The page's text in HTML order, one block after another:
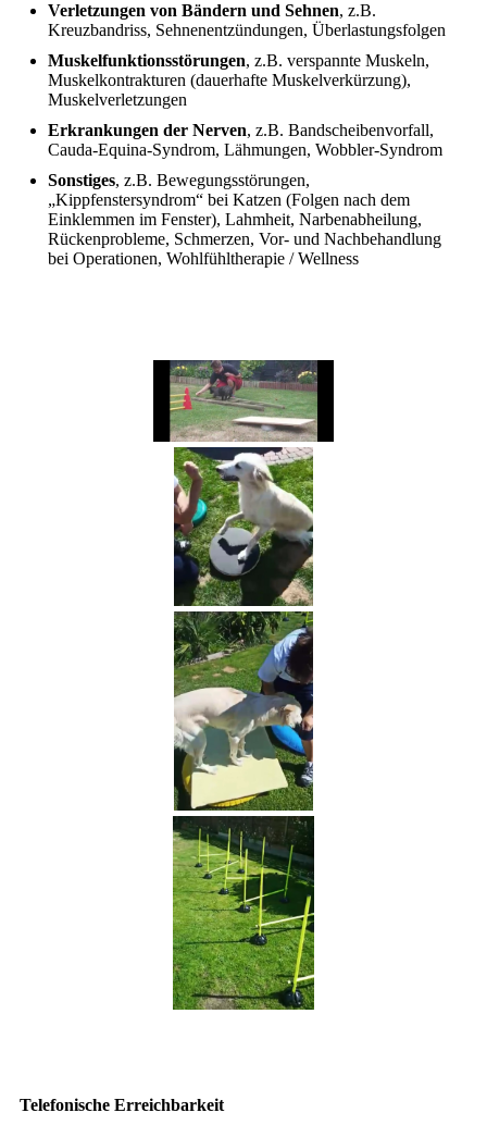
Verletzungen von Bändern und Sehnen, z.B.
Kreuzbandriss, Sehnenentzündungen, Überlastungsfolgen
Muskelfunktionsstörungen, z.B. verspannte Muskeln,
Muskelkontrakturen (dauerhafte Muskelverkürzung),
Muskelverletzungen
Erkrankungen der Nerven, z.B. Bandscheibenvorfall,
Cauda-Equina-Syndrom, Lähmungen, Wobbler-Syndrom
Sonstiges, z.B. Bewegungsstörungen,
„Kippfenstersyndrom“ bei Katzen (Folgen nach dem
Einklemmen im Fenster), Lahmheit, Narbenabheilung,
Rückenprobleme, Schmerzen, Vor- und Nachbehandlung
bei Operationen, Wohlfühltherapie / Wellness
Telefonische Erreichbarkeit